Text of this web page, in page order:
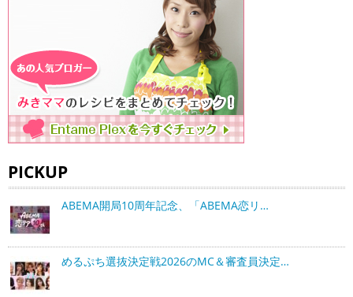
PICKUP
ABEMA開局10周年記念、「ABEMA恋リ…
めるぷち選抜決定戦2026のMC＆審査員決定…